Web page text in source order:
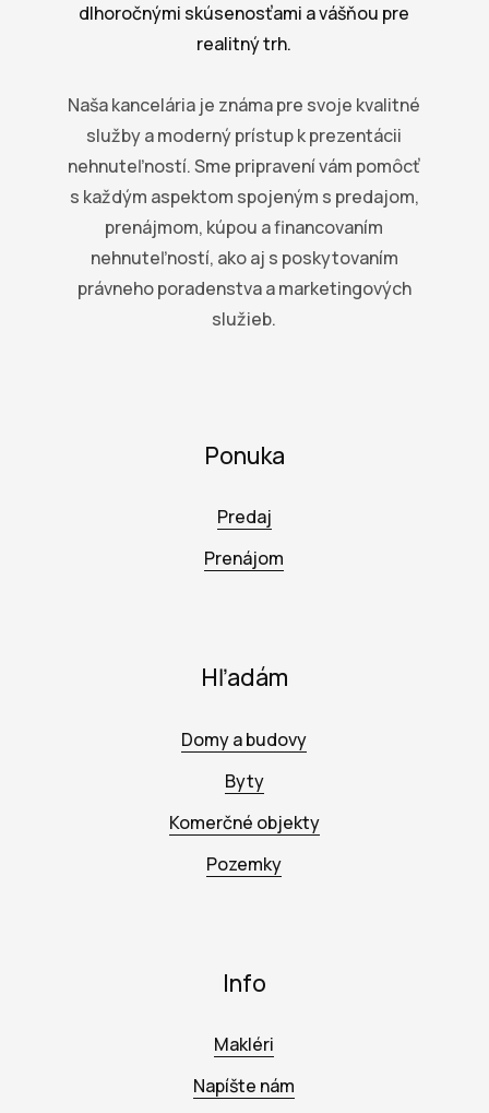
dlhoročnými skúsenosťami a vášňou pre
realitný trh.
Naša kancelária je známa pre svoje kvalitné
služby a moderný prístup k prezentácii
nehnuteľností. Sme pripravení vám pomôcť
s každým aspektom spojeným s predajom,
prenájmom, kúpou a financovaním
nehnuteľností, ako aj s poskytovaním
právneho poradenstva a marketingových
služieb.
Ponuka
Predaj
Prenájom
Hľadám
Domy a budovy
Byty
Komerčné objekty
Pozemky
Info
Makléri
Napíšte nám